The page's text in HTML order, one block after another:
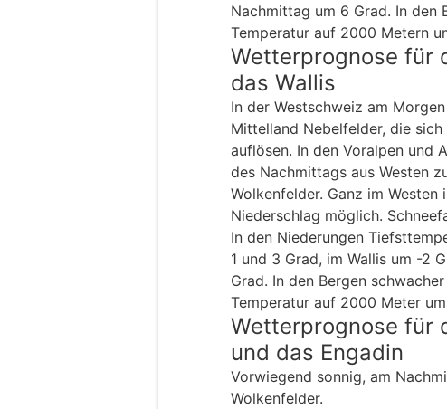
Nachmittag um 6 Grad. In den
Temperatur auf 2000 Metern
Wetterprognose für
das Wallis
In der Westschweiz am
Mittelland Nebelfelder, die
auflösen. In den Voralpen und
des Nachmittags aus Westen
Wolkenfelder. Ganz im
Niederschlag möglich.
In den Niederungen
1 und 3 Grad, im Wallis um -2
Grad. In den Bergen
Temperatur auf 2000 Meter
Wetterprognose für
und das Engadin
Vorwiegend sonnig, am
Wolkenfelder.